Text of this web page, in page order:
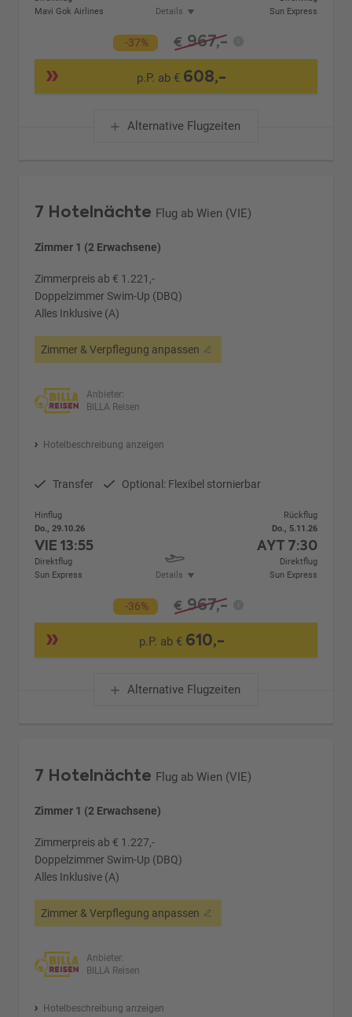
Mavi Gok Airlines
Details
Sun Express
-37% € 967,-
p.P. ab € 608,-
Alternative Flugzeiten
7 Hotelnächte Flug ab Wien (VIE)
Zimmer 1 (2 Erwachsene)
Zimmerpreis ab € 1.221,-
Doppelzimmer Swim-Up (DBQ)
Alles Inklusive (A)
Zimmer & Verpflegung anpassen
Anbieter:
BILLA Reisen
Hotelbeschreibung anzeigen
Transfer Optional: Flexibel stornierbar
Hinflug
Do., 29.10.26
VIE13:55
Direktflug
Sun Express
Details
Rückflug
Do., 5.11.26
AYT 7:30
Direktflug
Sun Express
-36% € 967,-
p.P. ab € 610,-
Alternative Flugzeiten
7 Hotelnächte Flug ab Wien (VIE)
Zimmer 1 (2 Erwachsene)
Zimmerpreis ab € 1.227,-
Doppelzimmer Swim-Up (DBQ)
Alles Inklusive (A)
Zimmer & Verpflegung anpassen
Anbieter:
BILLA Reisen
Hotelbeschreibung anzeigen